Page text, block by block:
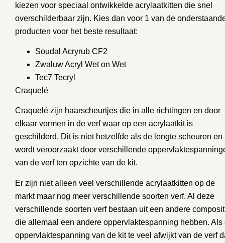
kiezen voor speciaal ontwikkelde acrylaatkitten die snel
overschilderbaar zijn. Kies dan voor 1 van de
producten voor het beste resultaat:
Soudal Acryrub CF2
Zwaluw Acryl Wet on Wet
Tec7 Tecryl
Craquelé
Craquelé zijn haarscheurtjes die in alle richtingen en door
elkaar vormen in de verf waar op een acrylaatkit is
geschilderd. Dit is niet hetzelfde als de lengte scheuren en
wordt veroorzaakt door verschillende
van de verf ten opzichte van de kit.
Er zijn niet alleen veel verschillende acrylaatkitten op de
markt maar nog meer verschillende soorten verf. Al deze
verschillende soorten verf bestaan uit een andere
die allemaal een andere oppervlaktespanning hebben. Als
oppervlaktespanning van de kit te veel afwijkt van de verf